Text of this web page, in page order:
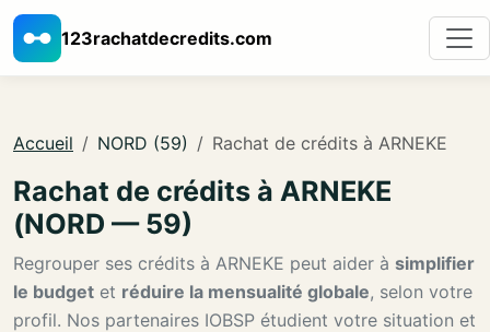
123rachatdecredits.com
Accueil NORD (59) Rachat de crédits à ARNEKE
Rachat de crédits à ARNEKE
(NORD — 59)
Regrouper ses crédits à ARNEKE peut aider à simplifier
le budget et réduire la mensualité globale, selon votre
profil. Nos partenaires IOBSP étudient votre situation et